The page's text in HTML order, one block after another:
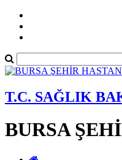
T.C. SAĞLIK
BURSA